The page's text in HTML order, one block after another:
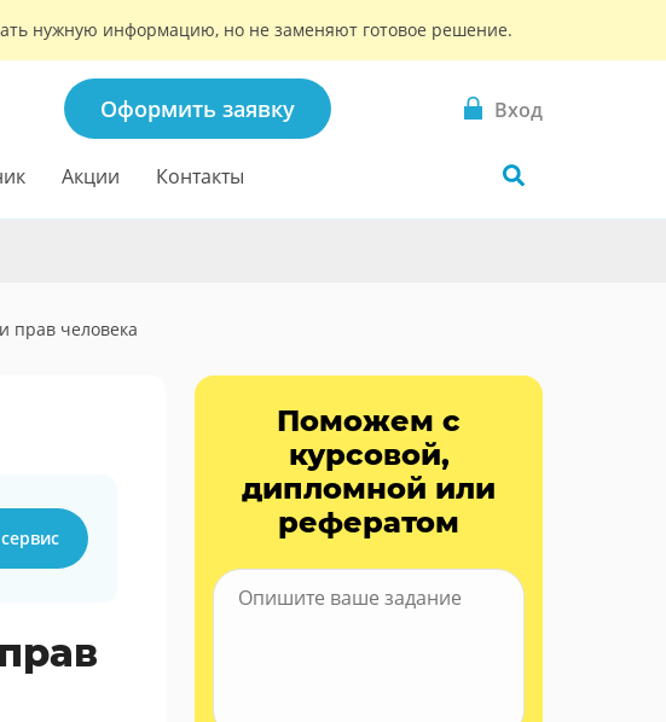
нужную информацию, но не заменяют готовое решение.
Оформить заявку Вход
Акции Контакты
прав человека
Поможем с
курсовой,
дипломной или
рефератом